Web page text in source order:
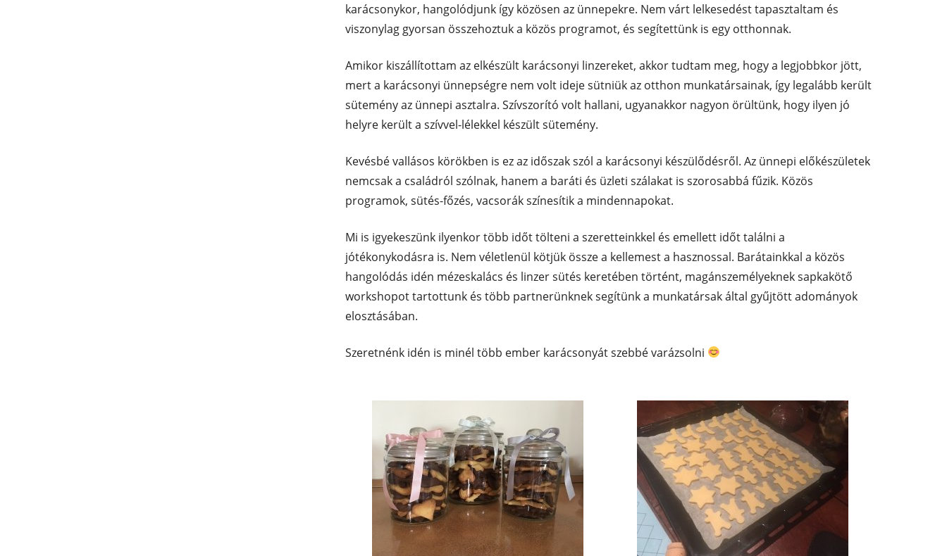
karácsonykor, hangolódjunk így közösen az ünnepekre. Nem várt lelkesedést tapasztaltam és
viszonylag gyorsan összehoztuk a közös programot, és segítettünk is egy otthonnak.
Amikor kiszállítottam az elkészült karácsonyi linzereket, akkor tudtam meg, hogy a legjobbkor jött,
mert a karácsonyi ünnepségre nem volt ideje sütniük az otthon munkatársainak, így legalább került
sütemény az ünnepi asztalra. Szívszorító volt hallani, ugyanakkor nagyon örültünk, hogy ilyen jó
helyre került a szívvel-lélekkel készült sütemény.
Kevésbé vallásos körökben is ez az időszak szól a karácsonyi készülődésről. Az ünnepi előkészületek
nemcsak a családról szólnak, hanem a baráti és üzleti szálakat is szorosabbá fűzik. Közös
programok, sütés-főzés, vacsorák színesítik a mindennapokat.
Mi is igyekeszünk ilyenkor több időt tölteni a szeretteinkkel és emellett időt találni a
jótékonykodásra is. Nem véletlenül kötjük össze a kellemest a hasznossal. Barátainkkal a közös
hangolódás idén mézeskalács és linzer sütés keretében történt, magánszemélyeknek sapkakötő
workshopot tartottunk és több partnerünknek segítünk a munkatársak által gyűjtött adományok
elosztásában.
Szeretnénk idén is minél több ember karácsonyát szebbé varázsolni